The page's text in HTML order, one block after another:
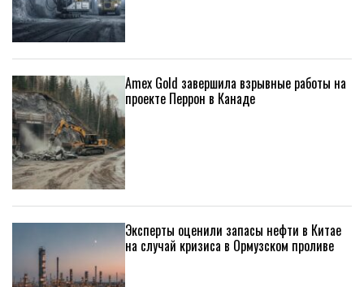
Amex Gold завершила взрывные работы на
проекте Перрон в Канаде
Эксперты оценили запасы нефти в Китае
на случай кризиса в Ормузском проливе